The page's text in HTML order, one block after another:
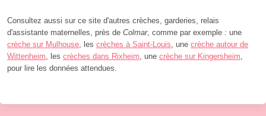
Consultez aussi sur ce site d'autres crèches, garderies, relais
d'assistante maternelles, près de Colmar, comme par exemple : une
crèche sur Mulhouse , les crèches à Saint-Louis , une crèche autour de
Wittenheim , les crèches dans Rixheim , une crèche sur Kingersheim
pour lire les données attendues.